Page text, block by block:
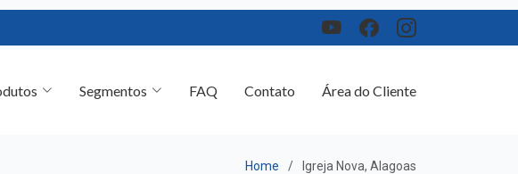
Área do Cliente
Home Igreja Nova, Alagoas